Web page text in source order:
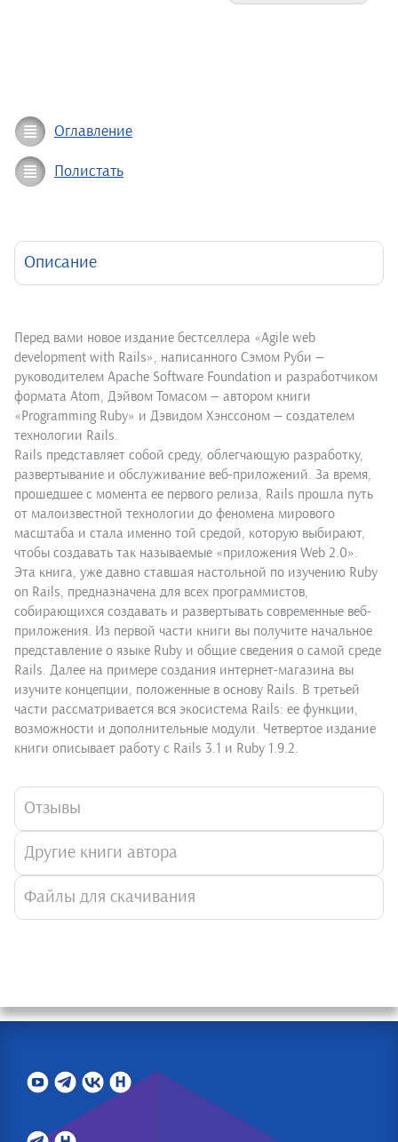
Оглавление
Полистать
Описание
Перед вами новое издание бестселлера «Agile web
development with Rails», написанного Сэмом Руби —
руководителем Apache Software Foundation и разработчиком
формата Atom, Дэйвом Томасом — автором книги
«Programming Ruby» и Дэвидом Хэнссоном — создателем
технологии Rails.
Rails представляет собой среду, облегчающую разработку,
развертывание и обслуживание веб-приложений. За время,
прошедшее с момента ее первого релиза, Rails прошла путь
от малоизвестной технологии до феномена мирового
масштаба и стала именно той средой, которую выбирают,
чтобы создавать так называемые «приложения Web 2.0».
Эта книга, уже давно ставшая настольной по изучению Ruby
on Rails, предназначена для всех программистов,
собирающихся создавать и развертывать современные веб-
приложения. Из первой части книги вы получите начальное
представление о языке Ruby и общие сведения о самой среде
Rails. Далее на примере создания интернет-магазина вы
изучите концепции, положенные в основу Rails. В третьей
части рассматривается вся экосистема Rails: ее функции,
возможности и дополнительные модули. Четвертое издание
книги описывает работу с Rails 3.1 и Ruby 1.9.2.
Отзывы
Другие книги автора
Файлы для скачивания